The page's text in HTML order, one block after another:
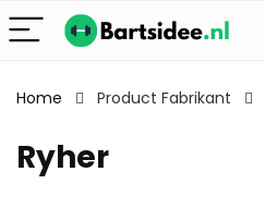
Home Product Fabrikant
Ryher